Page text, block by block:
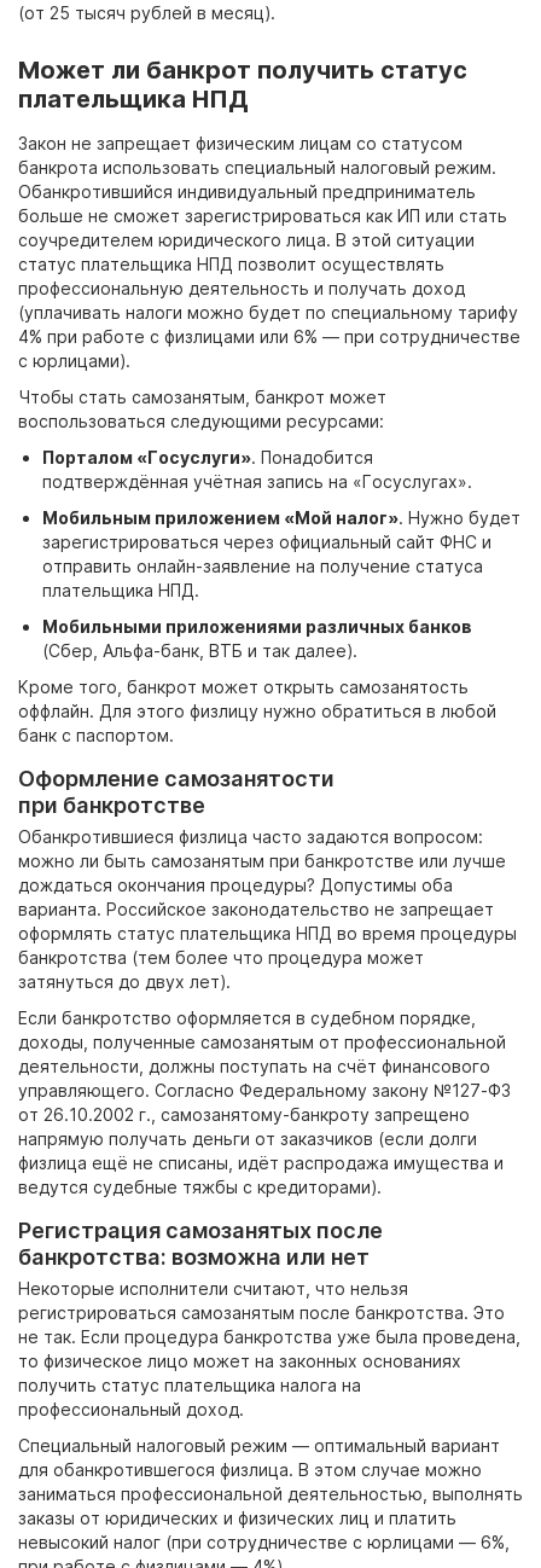
(от 25 тысяч рублей в месяц).
Может ли банкрот получить статус
плательщика НПД
Закон не запрещает физическим лицам со статусом
банкрота использовать специальный налоговый режим.
Обанкротившийся индивидуальный предприниматель
больше не сможет зарегистрироваться как ИП или стать
соучредителем юридического лица. В этой ситуации
статус плательщика НПД позволит осуществлять
профессиональную деятельность и получать доход
(уплачивать налоги можно будет по специальному тарифу
4% при работе с физлицами или 6% — при сотрудничестве
с юрлицами).
Чтобы стать самозанятым, банкрот может
воспользоваться следующими ресурсами:
Порталом «Госуслуги». Понадобится
подтверждённая учётная запись на «Госуслугах».
Мобильным приложением «Мой налог». Нужно будет
зарегистрироваться через официальный сайт ФНС и
отправить онлайн-заявление на получение статуса
плательщика НПД.
Мобильными приложениями различных банков
(Сбер, Альфа-банк, ВТБ и так далее).
Кроме того, банкрот может открыть самозанятость
оффлайн. Для этого физлицу нужно обратиться в любой
банк с паспортом.
Оформление самозанятости
при банкротстве
Обанкротившиеся физлица часто задаются вопросом:
можно ли быть самозанятым при банкротстве или лучше
дождаться окончания процедуры? Допустимы оба
варианта. Российское законодательство не запрещает
оформлять статус плательщика НПД во время процедуры
банкротства (тем более что процедура может
затянуться до двух лет).
Если банкротство оформляется в судебном порядке,
доходы, полученные самозанятым от профессиональной
деятельности, должны поступать на счёт финансового
управляющего. Согласно Федеральному закону №127-ФЗ
от 26.10.2002 г., самозанятому-банкроту запрещено
напрямую получать деньги от заказчиков (если долги
физлица ещё не списаны, идёт распродажа имущества и
ведутся судебные тяжбы с кредиторами).
Регистрация самозанятых после
банкротства: возможна или нет
Некоторые исполнители считают, что нельзя
регистрироваться самозанятым после банкротства. Это
не так. Если процедура банкротства уже была проведена,
то физическое лицо может на законных основаниях
получить статус плательщика налога на
профессиональный доход.
Специальный налоговый режим — оптимальный вариант
для обанкротившегося физлица. В этом случае можно
заниматься профессиональной деятельностью, выполнять
заказы от юридических и физических лиц и платить
невысокий налог (при сотрудничестве с юрлицами — 6%,